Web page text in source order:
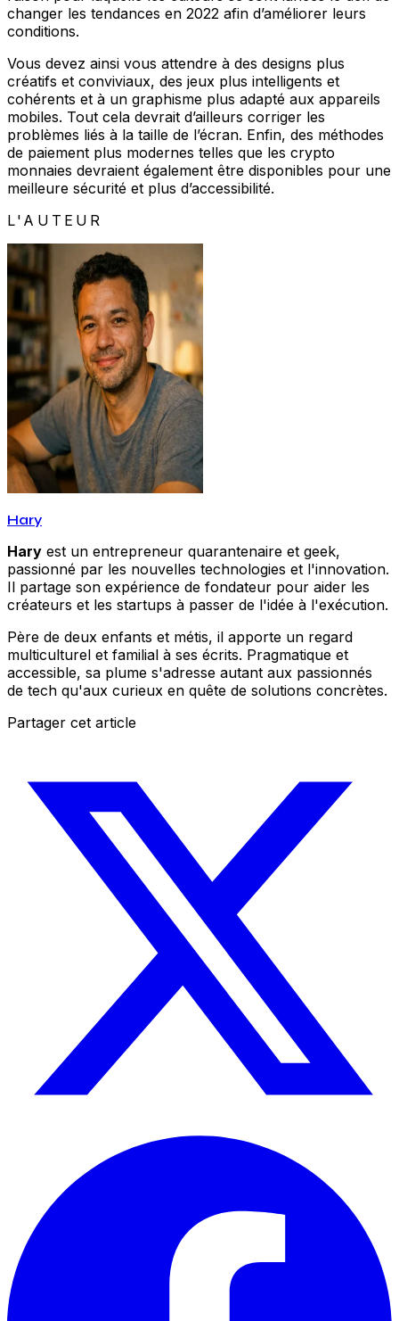
changer les tendances en 2022 afin d’améliorer leurs
conditions.
Vous devez ainsi vous attendre à des designs plus
créatifs et conviviaux, des jeux plus intelligents et
cohérents et à un graphisme plus adapté aux appareils
mobiles. Tout cela devrait d’ailleurs corriger les
problèmes liés à la taille de l’écran. Enfin, des méthodes
de paiement plus modernes telles que les crypto
monnaies devraient également être disponibles pour une
meilleure sécurité et plus d’accessibilité.
L'AUTEUR
Hary
Hary est un entrepreneur quarantenaire et geek,
passionné par les nouvelles technologies et l'innovation.
Il partage son expérience de fondateur pour aider les
créateurs et les startups à passer de l'idée à l'exécution.
Père de deux enfants et métis, il apporte un regard
multiculturel et familial à ses écrits. Pragmatique et
accessible, sa plume s'adresse autant aux passionnés
de tech qu'aux curieux en quête de solutions concrètes.
Partager cet article